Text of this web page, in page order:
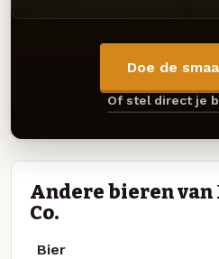
Doe de
Of stel direct je
Andere bieren
Co.
Bier